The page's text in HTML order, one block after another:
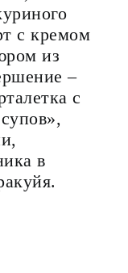
с кремом
из
–
с
в